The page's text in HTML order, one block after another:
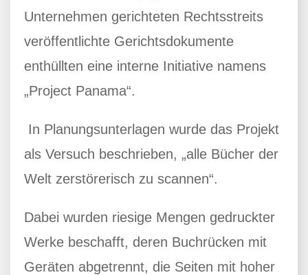
Unternehmen gerichteten Rechtsstreits
veröffentlichte Gerichtsdokumente
enthüllten eine interne Initiative namens
„Project Panama“.
In Planungsunterlagen wurde das Projekt
als Versuch beschrieben, „alle Bücher der
Welt zerstörerisch zu scannen“.
Dabei wurden riesige Mengen gedruckter
Werke beschafft, deren Buchrücken mit
Geräten abgetrennt, die Seiten mit hoher